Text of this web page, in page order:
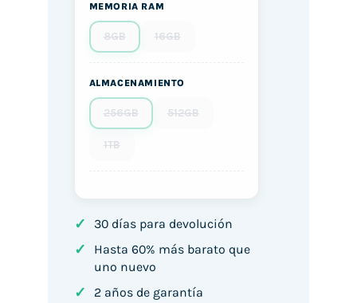
MEMORIA RAM
8GB 16GB
ALMACENAMIENTO
256GB 512GB
1TB
✓ 30 días para devolución
✓
Hasta 60% más barato que
uno nuevo
✓ 2 años de garantía